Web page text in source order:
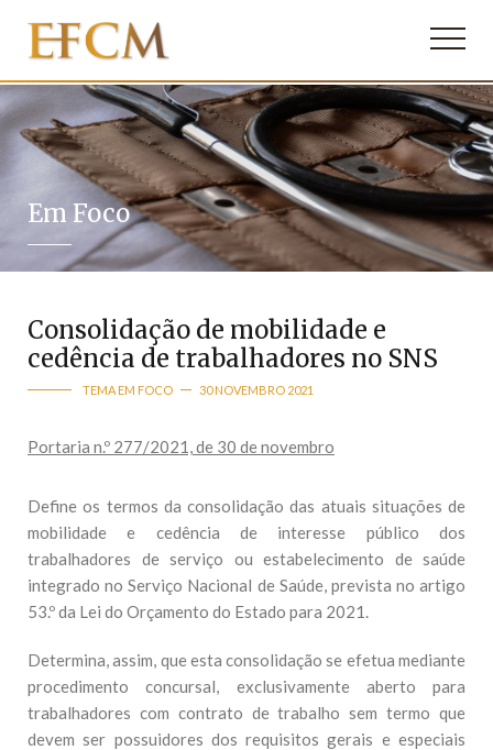
Em Foco
Consolidação de mobilidade e
cedência de trabalhadores no SNS
TEMA EM FOCO 30 NOVEMBRO 2021
Portaria n.º 277/2021, de 30 de novembro
Define os termos da consolidação das atuais situações de
mobilidade e cedência de interesse público dos
trabalhadores de serviço ou estabelecimento de saúde
integrado no Serviço Nacional de Saúde, prevista no artigo
53.º da Lei do Orçamento do Estado para 2021.
Determina, assim, que esta consolidação se efetua mediante
procedimento concursal, exclusivamente aberto para
trabalhadores com contrato de trabalho sem termo que
devem ser possuidores dos requisitos gerais e especiais